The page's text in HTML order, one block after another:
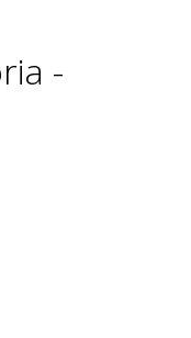
-